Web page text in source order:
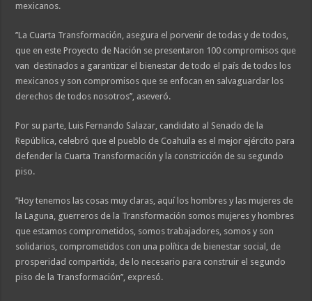
mexicanos.
’’La Cuarta Transformación, asegura el porvenir de todas y de todos,
que en este Proyecto de Nación se presentaron 100 compromisos que
van destinados a garantizar el bienestar de todo el país de todos los
mexicanos y son compromisos que se enfocan en salvaguardar los
derechos de todos nosotros’’, aseveró.
Por su parte, Luis Fernando Salazar, candidato al Senado de la
República, celebró que el pueblo de Coahuila es el mejor ejército para
defender la Cuarta Transformación y la constricción de su segundo
piso.
’’Hoy tenemos las cosas muy claras, aquí los hombres y las mujeres de
la Laguna, guerreros de la Transformación somos mujeres y hombres
que estamos comprometidos, somos trabajadores, somos y son
solidarios, comprometidos con una política de bienestar social, de
prosperidad compartida, de lo necesario para construir el segundo
piso de la Transformación’’, expresó.